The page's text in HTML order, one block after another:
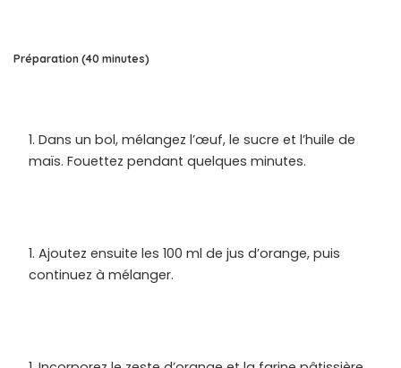
Préparation (40 minutes)
Dans un bol, mélangez l’œuf, le sucre et l’huile de
maïs. Fouettez pendant quelques minutes.
Ajoutez ensuite les 100 ml de jus d’orange, puis
continuez à mélanger.